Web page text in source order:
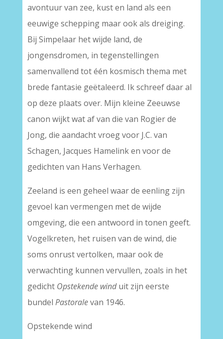
avontuur van zee, kust en land als een
eeuwige schepping maar ook als dreiging.
Bij Simpelaar het wijde land, de
jongensdromen, in tegenstellingen
samenvallend tot één kosmisch thema met
brede fantasie geëtaleerd. Ik schreef daar al
op deze plaats over. Mijn kleine Zeeuwse
canon wijkt wat af van die van Rogier de
Jong, die aandacht vroeg voor J.C. van
Schagen, Jacques Hamelink en voor de
gedichten van Hans Verhagen.
Zeeland is een geheel waar de eenling zijn
gevoel kan vermengen met de wijde
omgeving, die een antwoord in tonen geeft.
Vogelkreten, het ruisen van de wind, die
soms onrust vertolken, maar ook de
verwachting kunnen vervullen, zoals in het
gedicht Opstekende winduit zijn eerste
bundel Pastoralevan 1946.
Opstekende wind